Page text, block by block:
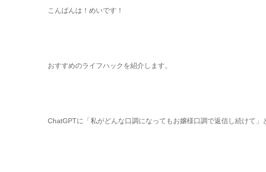
こんばんは！めいです！
おすすめのライフハックを紹介します。
ChatGPTに「私がどんな口調になってもお嬢様口調で返信し続けて」